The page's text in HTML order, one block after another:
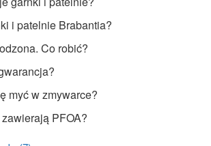
i patelnie Brabantia?
Co robić?
myć w zmywarce?
PFOA?